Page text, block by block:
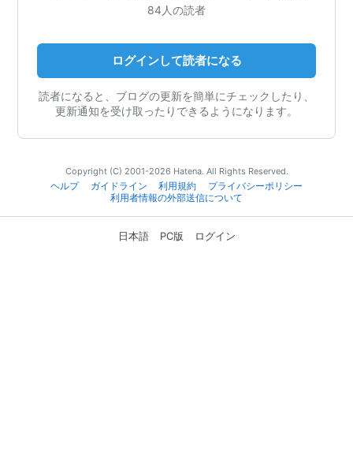
84人の読者
ログインして読者になる
読者になると、ブログの更新を簡単にチェックしたり、
更新通知を受け取ったりできるようになります。
Copyright (C) 2001-2026 Hatena. All Rights Reserved.
ヘルプ
ガイドライン 利用規約
プライバシーポリシー
利用者情報の外部送信について
日本語 PC版 ログイン